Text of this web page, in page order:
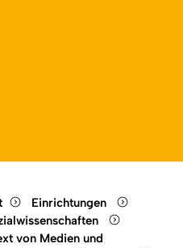
Einrichtungen
von Medien und